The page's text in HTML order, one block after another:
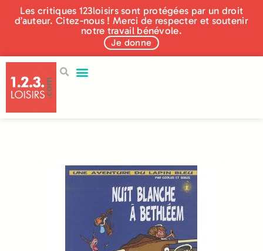
Les critiques 123loisirs sont protégées par un droit
d’auteur. Citez-nous ! Merci de respecter et soutenir
notre travail bénévole.
Je donne